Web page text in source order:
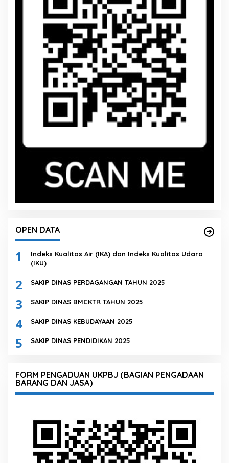
OPEN DATA
1
Indeks Kualitas Air (IKA) dan Indeks Kualitas Udara
(IKU)
2 SAKIP DINAS PERDAGANGAN TAHUN 2025
3 SAKIP DINAS BMCKTR TAHUN 2025
4 SAKIP DINAS KEBUDAYAAN 2025
5 SAKIP DINAS PENDIDIKAN 2025
FORM PENGADUAN UKPBJ (BAGIAN PENGADAAN
BARANG DAN JASA)